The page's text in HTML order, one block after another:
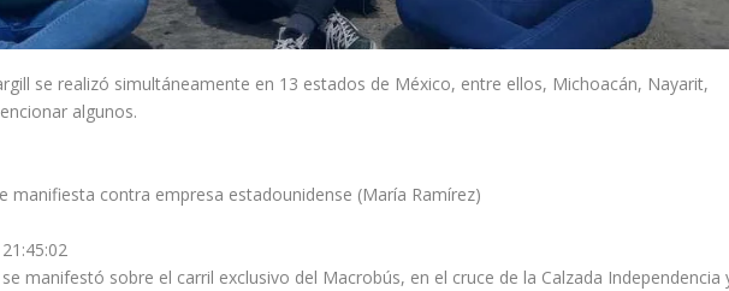
se realizó simultáneamente en 13 estados de México, entre ellos, Michoacán, Nayarit,
algunos.
manifiesta contra empresa estadounidense (María Ramírez)
manifestó sobre el carril exclusivo del Macrobús, en el cruce de la Calzada Independencia